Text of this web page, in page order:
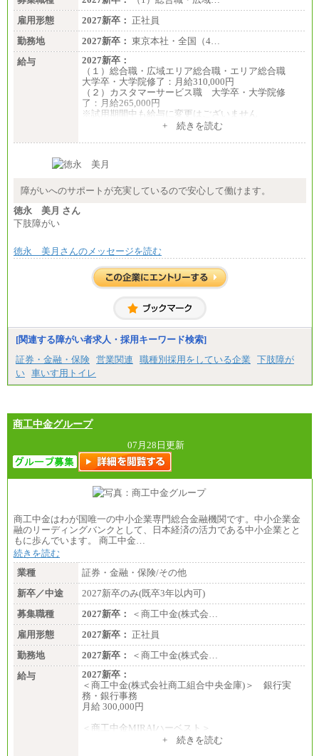
雇用形態
2027新卒： 正社員
勤務地
2027新卒： 東京本社・全国（4…
給与
2027新卒：
（１）総合職・広域エリア総合職・エリア総合職
大学卒・大学院修了：月給310,000円
（２）カスタマーサービス職 大学卒・大学院修
了：月給265,000円
※試用期間中も給与に変更はございません
+ 続きを読む
障がいへのサポートが充実しているので安心して働けます。
徳永 美月 さん
下肢障がい
徳永 美月さんのメッセージを読む
[関連する障がい者求人・採用キーワード検索]
証券・金融・保険 営業関連 職種別採用をしている企業
下肢障が
い 車いす用トイレ
商工中金グループ
07月28日更新
商工中金はわが国唯一の中小企業専門総合金融機関です。中小企業金
融のリーディングバンクとして、日本経済の活力である中小企業とと
もに歩んでいます。 商工中金…
続きを読む
業種
証券・金融・保険/その他
新卒／中途
2027新卒のみ(既卒3年以内可)
募集職種
2027新卒：
＜商工中金(株式会…
雇用形態
2027新卒： 正社員
勤務地
2027新卒：
＜商工中金(株式会…
給与
2027新卒：
＜商工中金(株式会社商工組合中央金庫)＞ 銀行実
務・銀行事務
月給 300,000円
＜商工中金MIRAIハーベスト＞
+ 続きを読む